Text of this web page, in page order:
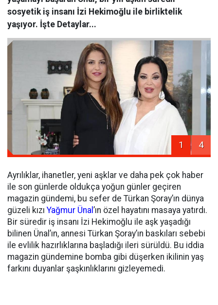
sosyetik iş insanı İzi Hekimoğlu ile birliktelik
yaşıyor. İşte Detaylar...
1 4
Ayrılıklar, ihanetler, yeni aşklar ve daha pek çok haber
ile son günlerde oldukça yoğun günler geçiren
magazin gündemi, bu sefer de Türkan Şoray’ın dünya
güzeli kızıYağmur Ünal ’ın özel hayatını masaya yatırdı.
Bir süredir iş insanı İzi Hekimoğlu ile aşk yaşadığı
bilinen Ünal’ın, annesi Türkan Şoray’ın baskıları sebebi
ile evlilik hazırlıklarına başladığı ileri sürüldü. Bu iddia
magazin gündemine bomba gibi düşerken ikilinin yaş
farkını duyanlar şaşkınlıklarını gizleyemedi.